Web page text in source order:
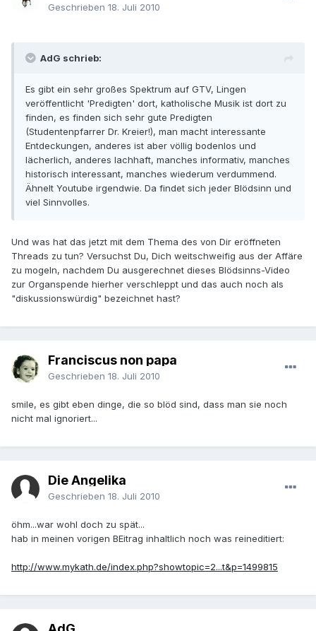
Geschrieben 18. Juli 2010
AdG schrieb:
Es gibt ein sehr großes Spektrum auf GTV, Lingen
veröffentlicht 'Predigten' dort, katholische Musik ist dort zu
finden, es finden sich sehr gute Predigten
(Studentenpfarrer Dr. Kreier!), man macht interessante
Entdeckungen, anderes ist aber völlig bodenlos und
lächerlich, anderes lachhaft, manches informativ, manches
historisch interessant, manches wiederum verdummend.
Ähnelt Youtube irgendwie. Da findet sich jeder Blödsinn und
viel Sinnvolles.
Und was hat das jetzt mit dem Thema des von Dir eröffneten
Threads zu tun? Versuchst Du, Dich weitschweifig aus der Affäre
zu mogeln, nachdem Du ausgerechnet dieses Blödsinns-Video
zur Organspende hierher verschleppt und das auch noch als
"diskussionswürdig" bezeichnet hast?
Franciscus non papa
Geschrieben 18. Juli 2010
smile, es gibt eben dinge, die so blöd sind, dass man sie noch
nicht mal ignoriert...
Die Angelika
Geschrieben 18. Juli 2010
öhm...war wohl doch zu spät...
hab in meinen vorigen BEitrag inhaltlich noch was reineditiert:
http://www.mykath.de/index.php?showtopic=2...t&p=1499815